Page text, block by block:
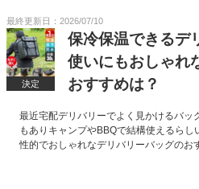
最終更新日：2026/07/10
決定
保冷保温できるデ
使いにもおしゃれ
おすすめは？
最近宅配デリバリーでよく見かけるバッ
もありキャンプやBBQで結構使えるら
性的でおしゃれなデリバリーバッグのお